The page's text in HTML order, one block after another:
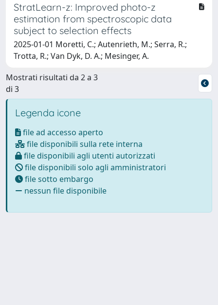
StratLearn-z: Improved photo-z
estimation from spectroscopic data
subject to selection effects
2025-01-01 Moretti, C.; Autenrieth, M.; Serra, R.;
Trotta, R.; Van Dyk, D. A.; Mesinger, A.
Mostrati risultati da 2 a 3
di 3
Legenda icone
file ad accesso aperto
file disponibili sulla rete interna
file disponibili agli utenti autorizzati
file disponibili solo agli amministratori
file sotto embargo
nessun file disponibile